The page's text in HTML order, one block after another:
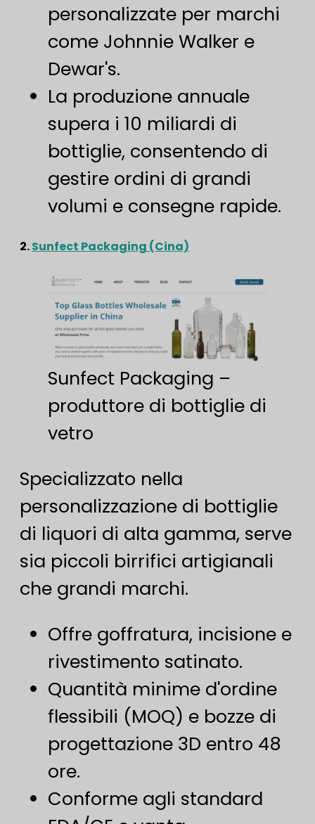
personalizzate per marchi
come Johnnie Walker e
Dewar's.
La produzione annuale
supera i 10 miliardi di
bottiglie, consentendo di
gestire ordini di grandi
volumi e consegne rapide.
2.Sunfect Packaging (Cina)
Sunfect Packaging –
produttore di bottiglie di
vetro
Specializzato nella
personalizzazione di bottiglie
di liquori di alta gamma, serve
sia piccoli birrifici artigianali
che grandi marchi.
Offre goffratura, incisione e
rivestimento satinato.
Quantità minime d'ordine
flessibili (MOQ) e bozze di
progettazione 3D entro 48
ore.
Conforme agli standard